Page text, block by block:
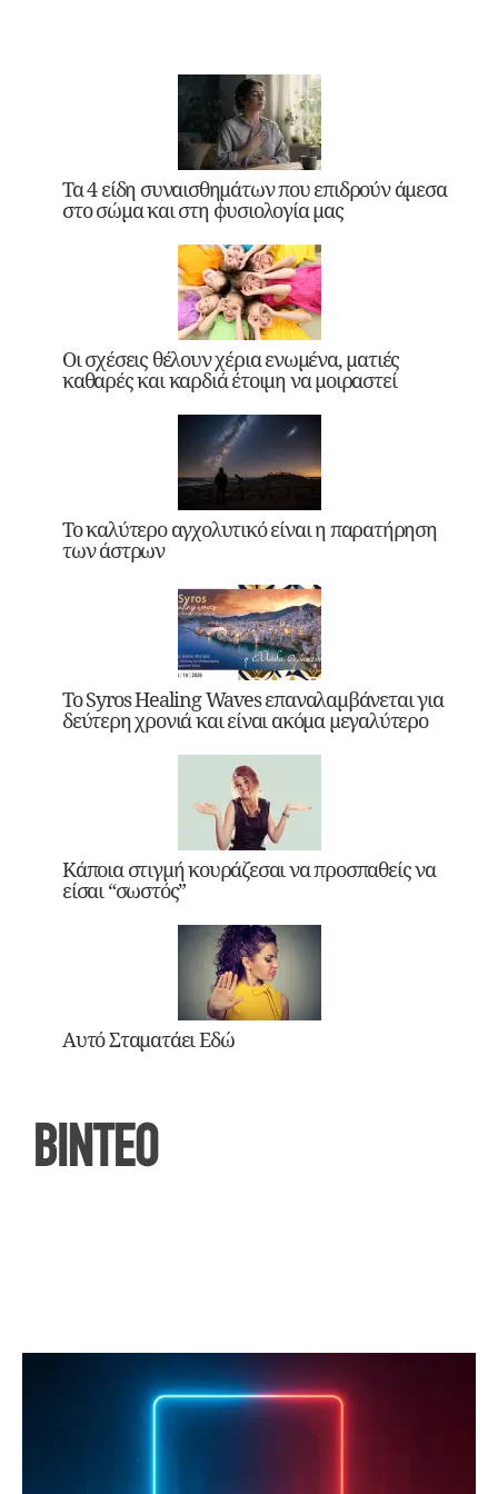
Τα 4 είδη συναισθημάτων που επιδρούν άμεσα
στο σώμα και στη φυσιολογία μας
Οι σχέσεις θέλουν χέρια ενωμένα, ματιές
καθαρές και καρδιά έτοιμη να μοιραστεί
Το καλύτερο αγχολυτικό είναι η παρατήρηση
των άστρων
Το Syros Healing Waves επαναλαμβάνεται για
δεύτερη χρονιά και είναι ακόμα μεγαλύτερο
Κάποια στιγμή κουράζεσαι να προσπαθείς να
είσαι “σωστός”
Αυτό Σταματάει Εδώ
ΒΙΝΤΕΟ